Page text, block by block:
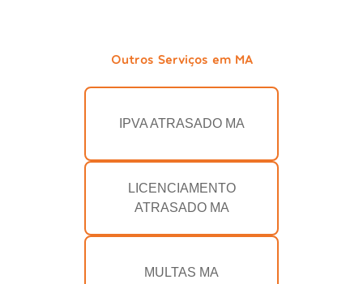
Outros Serviços em MA
IPVA ATRASADO MA
LICENCIAMENTO
ATRASADO MA
MULTAS MA